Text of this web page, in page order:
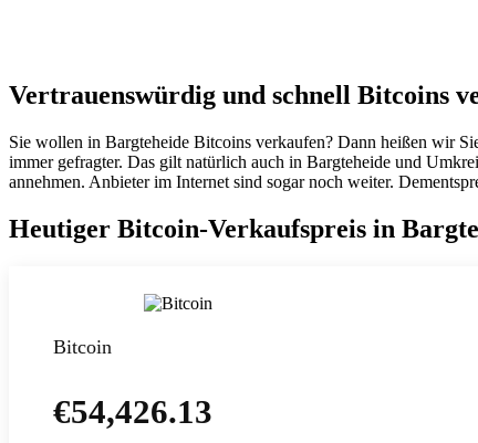
Vertrauenswürdig und schnell Bitcoins
Sie wollen in Bargteheide Bitcoins verkaufen? Dann heißen wir
immer gefragter. Das gilt natürlich auch in Bargteheide und
annehmen. Anbieter im Internet sind sogar noch weiter.
Heutiger Bitcoin-Verkaufspreis in
Bitcoin
€54,426.13